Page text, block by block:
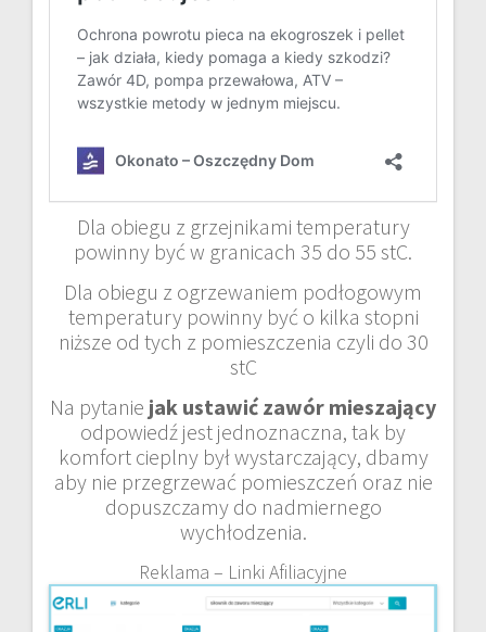
Dla obiegu z grzejnikami temperatury
powinny być w granicach 35 do 55 stC.
Dla obiegu z ogrzewaniem podłogowym
temperatury powinny być o kilka stopni
niższe od tych z pomieszczenia czyli do 30
stC
Na pytanie jak ustawić zawór mieszający
odpowiedź jest jednoznaczna, tak by
komfort cieplny był wystarczający, dbamy
aby nie przegrzewać pomieszczeń oraz nie
dopuszczamy do nadmiernego
wychłodzenia.
Reklama – Linki Afiliacyjne